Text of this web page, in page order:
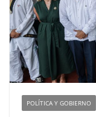
POLÍTICA Y GOBIERNO